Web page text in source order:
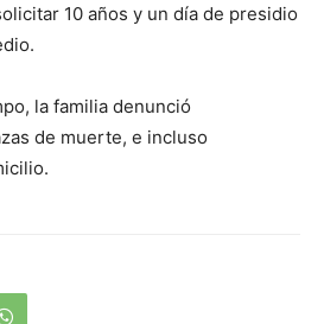
10 años y un día de presidio
la familia denunció
de muerte, e incluso